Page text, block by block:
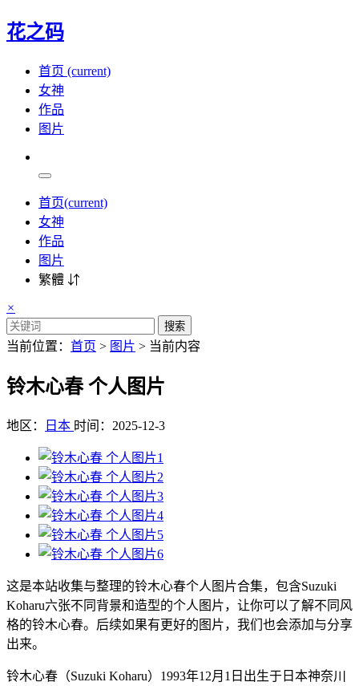
花之码
首页 (current)
女神
作品
图片
首页(current)
女神
作品
图片
繁體 ⇵
×
搜索
当前位置： 首页 > 图片 > 当前内容
铃木心春 个人图片
地区： 日本 时间：2025-12-3
这是本站收集与整理的铃木心春个人图片合集，包含Suzuki
Koharu六张不同背景和造型的个人图片，让你可以了解不同风
格的铃木心春。后续如果有更好的图片，我们也会添加与分享
出来。
铃木心春（Suzuki Koharu）1993年12月1日出生于日本神奈川